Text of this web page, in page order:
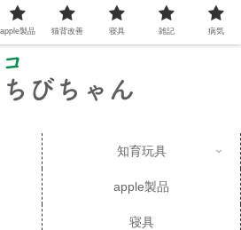
知育玩具
apple製品
寝具
apple製品 猫背改善 寝具 雑記 病気